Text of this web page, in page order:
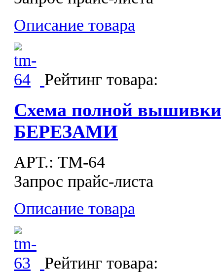
Описание товара
Рейтинг товара:
Схема полной
БЕРЕЗАМИ
APT.: ТМ-64
Запрос прайс-листа
Описание товара
Рейтинг товара: